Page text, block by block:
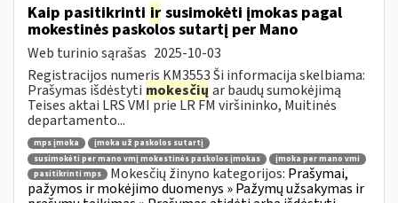
Kaip pasitikrinti ir susimokėti įmokas pagal
mokestinės paskolos sutartį per Mano
Web turinio sąrašas 2025-10-03
Registracijos numeris KM3553 Ši informacija skelbiama:
Prašymas išdėstyti mokesčių ar baudų sumokėjimą
Teises aktai LRS VMI prie LR FM viršininko, Muitinės
departamento...
mps įmoka
įmoka už paskolos sutartį
susimokėti per mano vmį mokestinės paskolos įmokas
įmoka per mano vmi
pasitikrinti mps
Mokesčių žinyno kategorijos: Prašymai,
pažymos ir mokėjimo duomenys » Pažymų užsakymas ir